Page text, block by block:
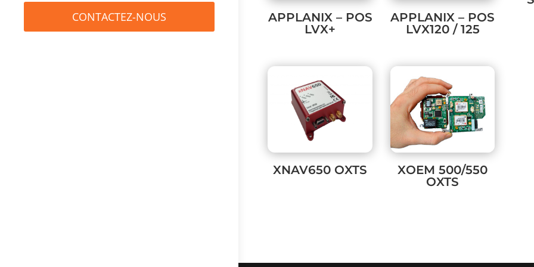
CONTACTEZ-NOUS
APPLANIX – POS
LVX+
APPLANIX – POS
LVX120 / 125
XNAV650 OXTS
XOEM 500/550
OXTS